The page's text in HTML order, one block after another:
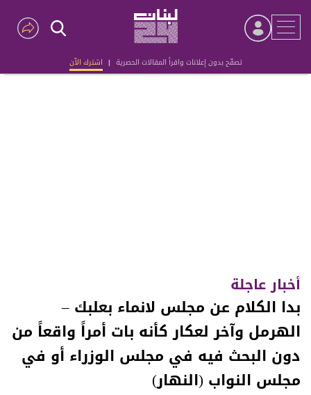
تصفّح بدون إعلانات واقرأ المقالات الحصرية | اشترك الآن
Advertisement
أخبار عاجلة
بدا الكلام عن مجلس لانماء بعلبك –
الهرمل وآخر لعكار كأنه بات أمراً واقعاً من
دون البحث فيه في مجلس الوزراء أو في
مجلس النواب (النهار)